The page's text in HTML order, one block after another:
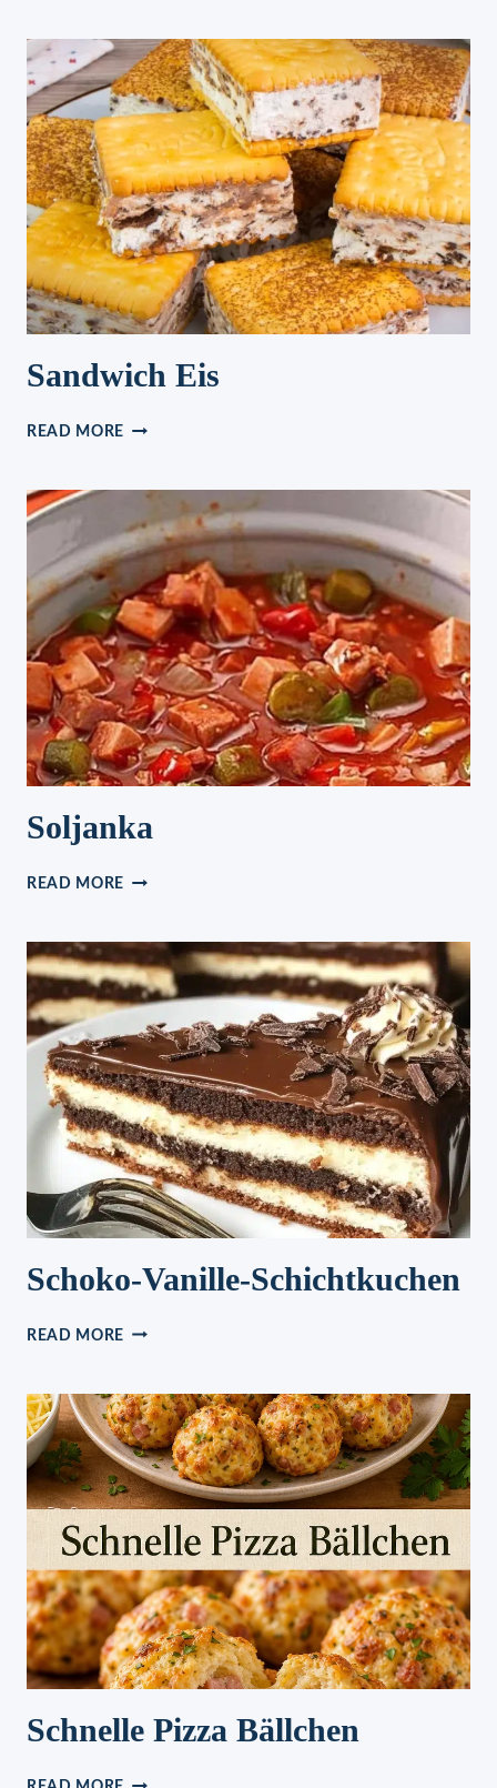
IN
HONIG-
SOJA-
SAUCE
Sandwich Eis
READ MORE SANDWICH
Soljanka
READ MORE SOLJANKA
Schoko-Vanille-Schichtkuchen
READ MORE SCHOKO-
Schnelle Pizza Bällchen
SCHNELLE